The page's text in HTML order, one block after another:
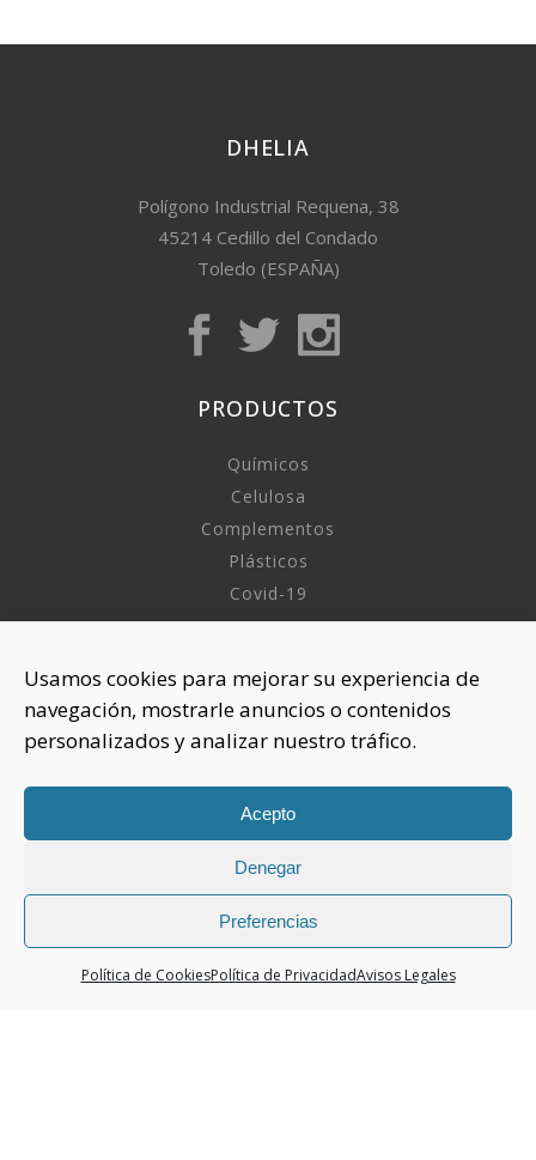
Usamos cookies para mejorar su experiencia de
navegación, mostrarle anuncios o contenidos
personalizados y analizar nuestro tráfico.
Acepto
Denegar
Preferencias
Política de CookiesPolítica de PrivacidadAvisos Legales
DHELIA
Polígono Industrial Requena, 38
45214 Cedillo del Condado
Toledo (ESPAÑA)
PRODUCTOS
Químicos
Celulosa
Complementos
Plásticos
Covid-19
Sobre nosotros
Aviso Legal
Política de Privacidad
Política Cookies
CONTACTAR
925 508 922
dhelia@dhelia.es